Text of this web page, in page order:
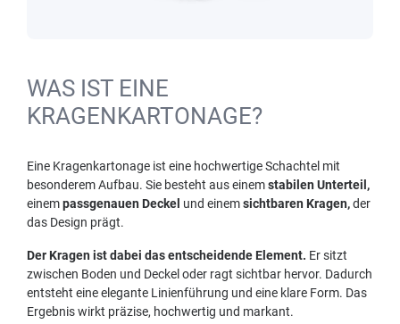
WAS IST EINE
KRAGENKARTONAGE?
Eine Kragenkartonage ist eine hochwertige Schachtel mit
besonderem Aufbau. Sie besteht aus einemstabilen Unterteil,
einempassgenauen Deckel und einemsichtbaren Kragen,der
das Design prägt.
Der Kragen ist dabei das entscheidende Element. Er sitzt
zwischen Boden und Deckel oder ragt sichtbar hervor. Dadurch
entsteht eine elegante Linienführung und eine klare Form. Das
Ergebnis wirkt präzise, hochwertig und markant.